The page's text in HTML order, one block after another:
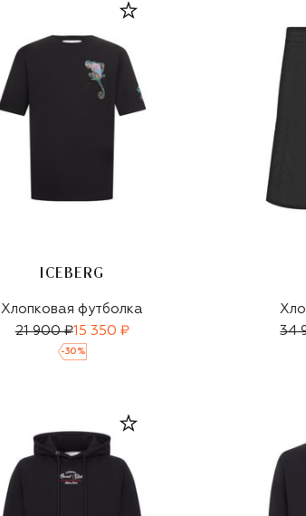
ICEBERG
Хлопковая футболка
21 900 ₽15 350 ₽
-30 %
34